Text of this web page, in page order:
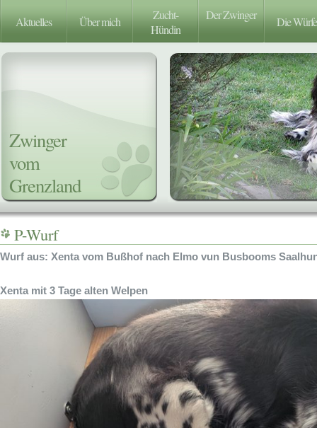
Aktuelles Über mich
Zucht-
Hündin
Der Zwinger Die Würfe
Zwinger
vom
Grenzland
P-Wurf
Wurf aus: Xenta vom Bußhof nach Elmo vun Busbooms
Xenta mit 3 Tage alten Welpen